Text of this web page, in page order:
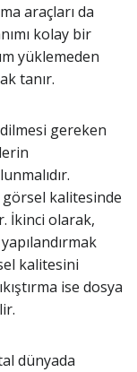
araçları da
kolay bir
yüklemeden
tanır.
gereken
kalitesinde
İkinci olarak,
kalitesini
ise dosya
dünyada